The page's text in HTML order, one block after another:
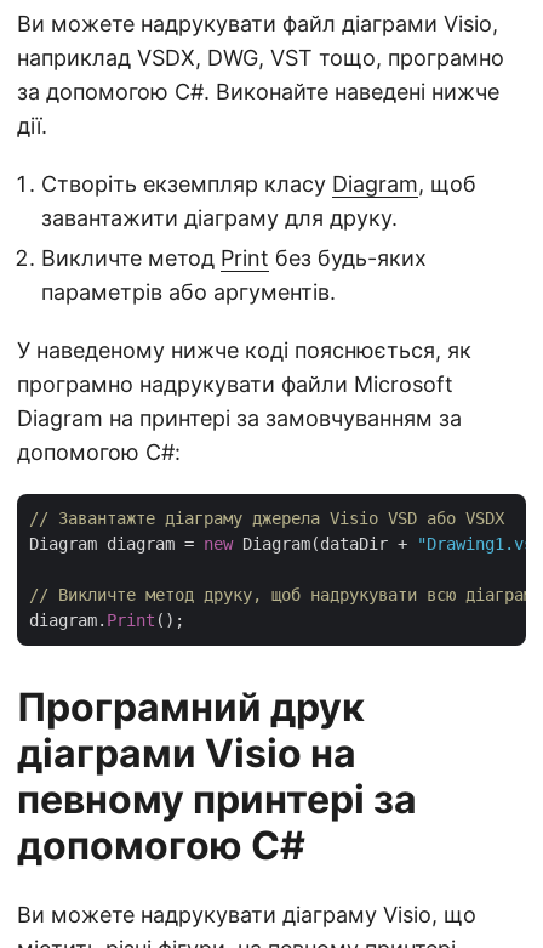
Ви можете надрукувати файл діаграми Visio,
наприклад VSDX, DWG, VST тощо, програмно
за допомогою C#. Виконайте наведені нижче
дії.
Створіть екземпляр класу Diagram, щоб
завантажити діаграму для друку.
Викличте метод Print без будь-яких
параметрів або аргументів.
У наведеному нижче коді пояснюється, як
програмно надрукувати файли Microsoft
Diagram на принтері за замовчуванням за
допомогою C#:
// Завантажте діаграму джерела Visio VSD або VSDX
Diagram diagram = new Diagram(dataDir +
// Викличте метод друку, щоб надрукувати всю
diagram. Print
Програмний друк
діаграми Visio на
певному принтері за
допомогою C#
Ви можете надрукувати діаграму Visio, що